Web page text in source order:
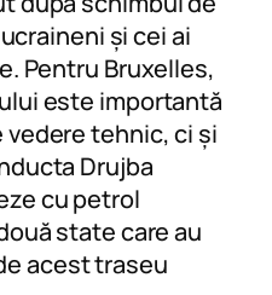
și cei ai
Pentru Bruxelles,
este importantă
vedere tehnic, ci și
Drujba
cu petrol
state care au
acest traseu